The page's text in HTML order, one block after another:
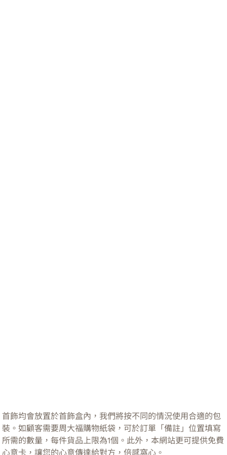
首飾均會放置於首飾盒內，我們將按不同的情況使用合適的包
裝。如顧客需要周大福購物紙袋，可於訂單「備註」位置填寫
所需的數量，每件貨品上限為1個。此外，本網站更可提供免費
心意卡，讓您的心意傳達給對方，倍感窩心。